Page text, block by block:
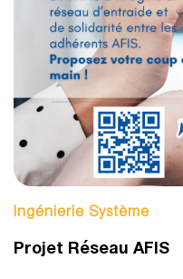
Ingénierie Système
Projet Réseau AFIS